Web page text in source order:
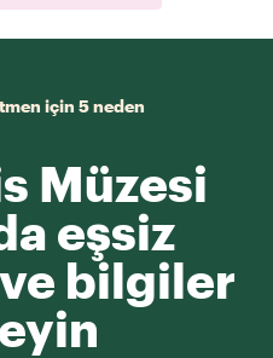
için 5 neden
Müzesi
eşsiz
bilgiler